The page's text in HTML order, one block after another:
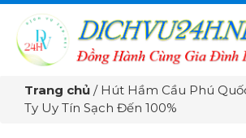
Trang chủ / Hút Hầm Cầu Phú
Ty Uy Tín Sạch Đến 100%